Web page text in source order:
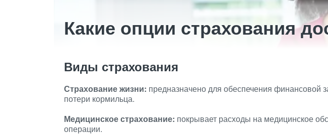
Какие опции страхования
Виды страхования
Страхование жизни: предназначено для обеспечения финансовой
потери кормильца.
Медицинское страхование: покрывает расходы на медицинское
операции.